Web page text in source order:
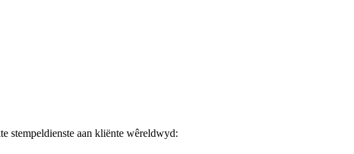
stempeldienste aan kliënte wêreldwyd: